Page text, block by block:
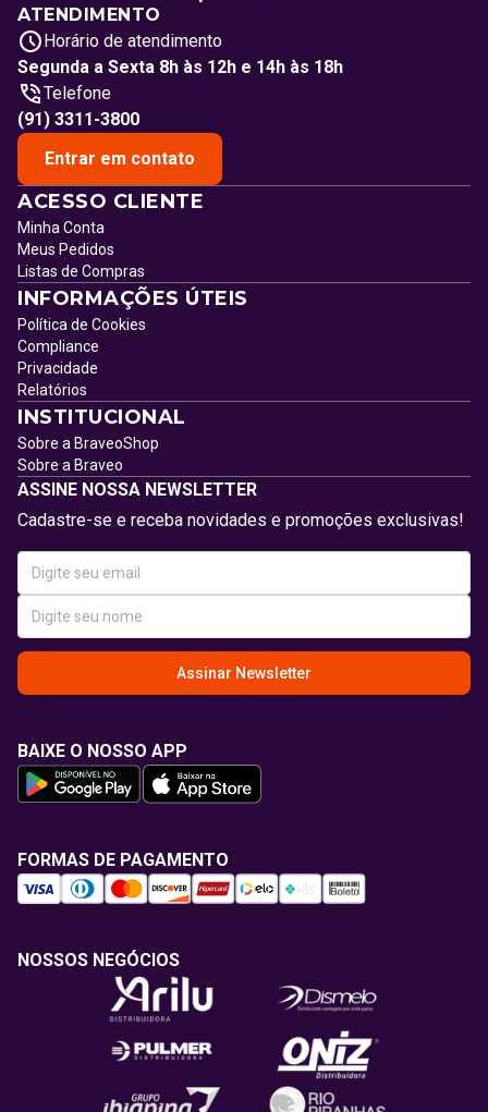
ATENDIMENTO
Horário de atendimento
Segunda a Sexta 8h às 12h e 14h às 18h
Telefone
(91) 3311-3800
Entrar em contato
ACESSO CLIENTE
Minha Conta
Meus Pedidos
Listas de Compras
INFORMAÇÕES ÚTEIS
Política de Cookies
Compliance
Privacidade
Relatórios
INSTITUCIONAL
Sobre a BraveoShop
Sobre a Braveo
ASSINE NOSSA NEWSLETTER
Cadastre-se e receba novidades e promoções exclusivas!
Assinar Newsletter
BAIXE O NOSSO APP
FORMAS DE PAGAMENTO
NOSSOS NEGÓCIOS